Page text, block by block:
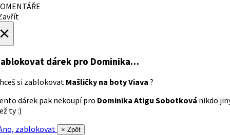
dárek pro Dominika…
si zablokovat Mašličky na boty Viava ?
dárek pak nekoupí pro Dominika Atigu Sobotková nikdo
ty :)
zablokovat
× Zpět